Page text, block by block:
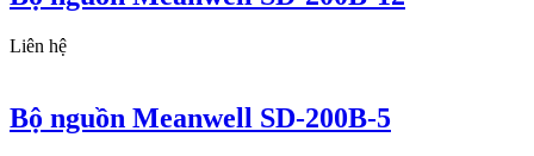
Liên hệ
Bộ nguồn Meanwell SD-200B-5